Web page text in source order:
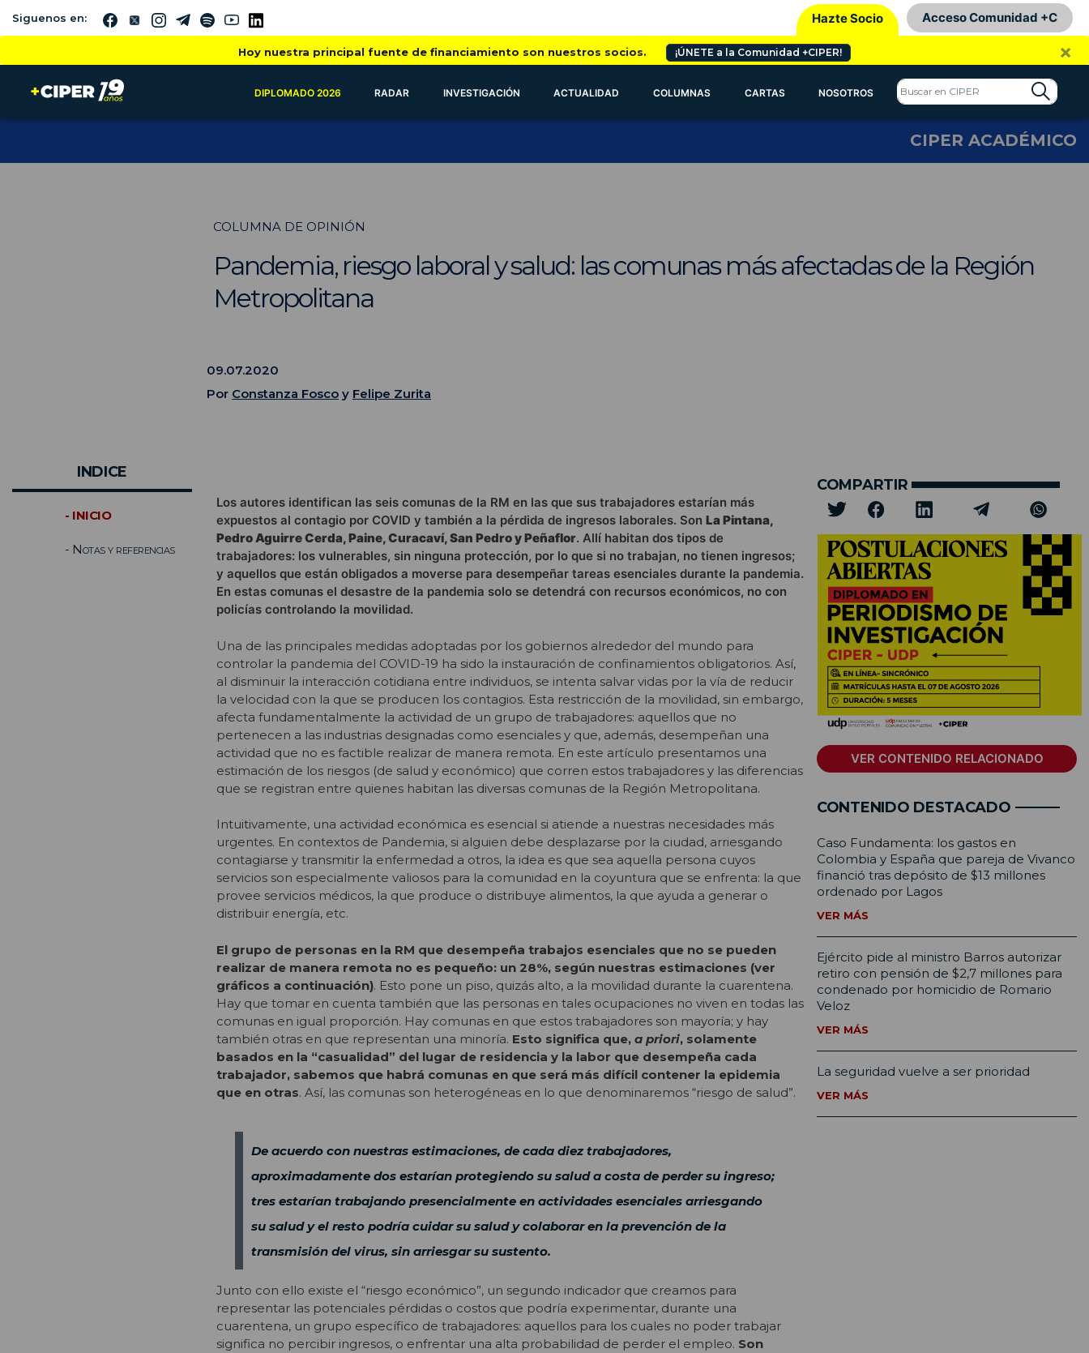
Siguenos en: Hazte Socio Acceso Comunidad +C
Hoy nuestra principal fuente de financiamiento son nuestros socios. ¡ÚNETE a la Comunidad +CIPER! ×
DIPLOMADO 2026 RADAR INVESTIGACIÓN ACTUALIDAD COLUMNAS CARTAS NOSOTROS
CIPER ACADÉMICO
COLUMNA DE OPINIÓN
Pandemia, riesgo laboral y salud: las comunas más afectadas de la Región
Metropolitana
09.07.2020
Por Constanza Fosco y Felipe Zurita
INDICE
- INICIO
- Notas y referencias
Los autores identifican las seis comunas de la RM en las que sus trabajadores estarían más
expuestos al contagio por COVID y también a la pérdida de ingresos laborales. Son La Pintana,
Pedro Aguirre Cerda, Paine, Curacaví, San Pedro y Peñaflor. Allí habitan dos tipos de
trabajadores: los vulnerables, sin ninguna protección, por lo que si no trabajan, no tienen ingresos;
y aquellos que están obligados a moverse para desempeñar tareas esenciales durante la pandemia.
En estas comunas el desastre de la pandemia solo se detendrá con recursos económicos, no con
policías controlando la movilidad.
Una de las principales medidas adoptadas por los gobiernos alrededor del mundo para
controlar la pandemia del COVID-19 ha sido la instauración de confinamientos obligatorios. Así,
al disminuir la interacción cotidiana entre individuos, se intenta salvar vidas por la vía de reducir
la velocidad con la que se producen los contagios. Esta restricción de la movilidad, sin embargo,
afecta fundamentalmente la actividad de un grupo de trabajadores: aquellos que no
pertenecen a las industrias designadas como esenciales y que, además, desempeñan una
actividad que no es factible realizar de manera remota. En este artículo presentamos una
estimación de los riesgos (de salud y económico) que corren estos trabajadores y las diferencias
que se registran entre quienes habitan las diversas comunas de la Región Metropolitana.
Intuitivamente, una actividad económica es esencial si atiende a nuestras necesidades más
urgentes. En contextos de Pandemia, si alguien debe desplazarse por la ciudad, arriesgando
contagiarse y transmitir la enfermedad a otros, la idea es que sea aquella persona cuyos
servicios son especialmente valiosos para la comunidad en la coyuntura que se enfrenta: la que
provee servicios médicos, la que produce o distribuye alimentos, la que ayuda a generar o
distribuir energía, etc.
El grupo de personas en la RM que desempeña trabajos esenciales que no se pueden
realizar de manera remota no es pequeño: un 28%, según nuestras estimaciones (ver
gráficos a continuación). Esto pone un piso, quizás alto, a la movilidad durante la cuarentena.
Hay que tomar en cuenta también que las personas en tales ocupaciones no viven en todas las
comunas en igual proporción. Hay comunas en que estos trabajadores son mayoría; y hay
también otras en que representan una minoría. Esto significa que, a priori, solamente
basados en la “casualidad” del lugar de residencia y la labor que desempeña cada
trabajador, sabemos que habrá comunas en que será más difícil contener la epidemia
que en otras. Así, las comunas son heterogéneas en lo que denominaremos “riesgo de salud”.
De acuerdo con nuestras estimaciones, de cada diez trabajadores,
aproximadamente dos estarían protegiendo su salud a costa de perder su ingreso;
tres estarían trabajando presencialmente en actividades esenciales arriesgando
su salud y el resto podría cuidar su salud y colaborar en la prevención de la
transmisión del virus, sin arriesgar su sustento.
Junto con ello existe el “riesgo económico”, un segundo indicador que creamos para
representar las potenciales pérdidas o costos que podría experimentar, durante una
cuarentena, un grupo específico de trabajadores: aquellos para los cuales no poder trabajar
significa no percibir ingresos, o enfrentar una alta probabilidad de perder el empleo. Son
COMPARTIR
VER CONTENIDO RELACIONADO
CONTENIDO DESTACADO
Caso Fundamenta: los gastos en
Colombia y España que pareja de Vivanco
financió tras depósito de $13 millones
ordenado por Lagos
VER MÁS
Ejército pide al ministro Barros autorizar
retiro con pensión de $2,7 millones para
condenado por homicidio de Romario
Veloz
VER MÁS
La seguridad vuelve a ser prioridad
VER MÁS